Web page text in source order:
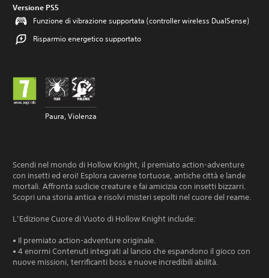
Versione PS5
Funzione di vibrazione supportata (controller wireless DualSense)
Risparmio energetico supportato
Paura, Violenza
Scendi nel mondo di Hollow Knight, il premiato action-adventure
con insetti ed eroi! Esplora caverne tortuose, antiche città e lande
mortali. Affronta sudicie creature e fai amicizia con insetti bizzarri.
Scopri una storia antica e risolvi misteri sepolti nel cuore del reame.
L’Edizione Cuore di Vuoto di Hollow Knight include:
• Il premiato action-adventure originale.
• 4 enormi Contenuti integrati al lancio che espandono il gioco con
nuove missioni, terrificanti boss e nuove incredibili abilità.